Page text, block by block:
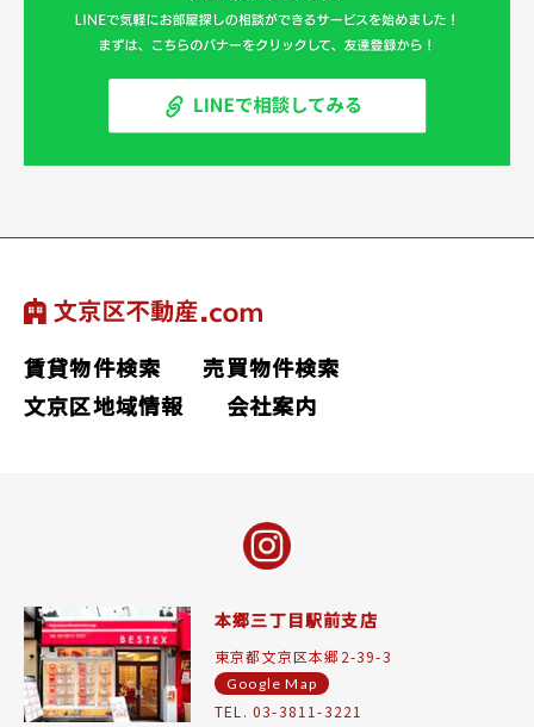
賃貸物件検索
売買物件検索
文京区地域情報
会社案内
本郷三丁目駅前支店
東京都文京区本郷2-39-3
Google Map
TEL. 03-3811-3221